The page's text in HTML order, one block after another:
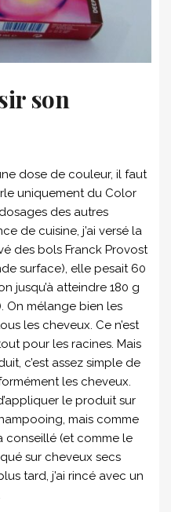
son
dose de couleur, il faut
uniquement du Color
des autres
de cuisine, j’ai versé la
des bols Franck Provost
surface), elle pesait 60
jusqu’à atteindre 180 g
On mélange bien les
les cheveux. Ce n’est
pour les racines. Mais
c’est assez simple de
les cheveux.
le produit sur
mais comme
conseillé (et comme le
sur cheveux secs
tard, j’ai rincé avec un